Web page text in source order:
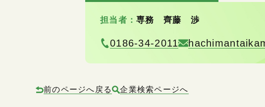
担当者：専務 齊藤 渉
0186-34-2011
前のページへ戻る 企業検索ページへ